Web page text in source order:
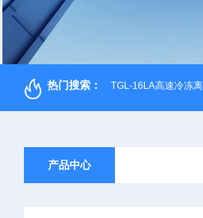
热门搜索： TGL-16LA高速冷冻
产品中心